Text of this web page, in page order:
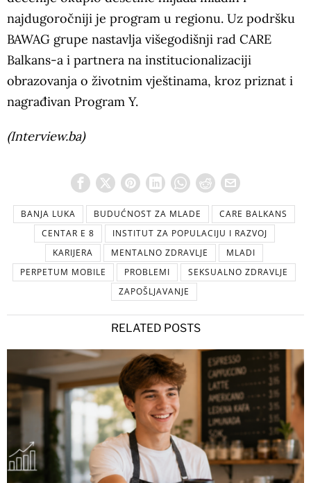
najdugoročniji je program u regionu. Uz podršku
BAWAG grupe nastavlja višegodišnji rad CARE
Balkans-a i partnera na institucionalizaciji
obrazovanja o životnim vještinama, kroz priznat i
nagrađivan Program Y.
(Interview.ba)
BANJA LUKA BUDUĆNOST ZA MLADE
CARE BALKANS
CENTAR E 8
INSTITUT ZA POPULACIJU I RAZVOJ
KARIJERA
MENTALNO ZDRAVLJE
MLADI
PERPETUM MOBILE
PROBLEMI
SEKSUALNO ZDRAVLJE
ZAPOŠLJAVANJE
RELATED POSTS